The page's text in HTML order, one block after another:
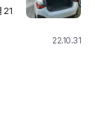
21
22.10.31